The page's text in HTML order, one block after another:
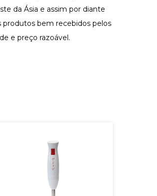
da Ásia e assim por diante
produtos bem recebidos pelos
e preço razoável.